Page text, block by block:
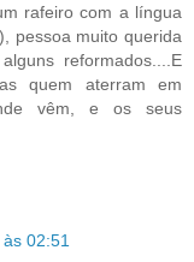
rafeiro com a língua
pessoa muito querida
reformados....E
quem aterram em
vêm, e os seus
02:51